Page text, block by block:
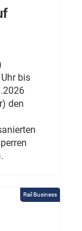
bis
den
Rail Business